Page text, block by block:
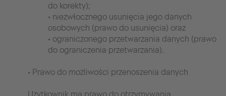
do korekty);
• niezwłocznego usunięcia jego danych
osobowych (prawo do usunięcia) oraz
• ograniczonego przetwarzania danych (prawo
do ograniczenia przetwarzania).
• Prawo do możliwości przenoszenia danych
Użytkownik ma prawo do otrzymywania